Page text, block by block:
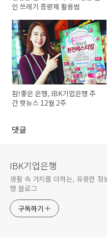
인 쓰레기 종량제 활용법
참!좋은 은행, IBK기업은행 주
간 핫뉴스 12월 2주
댓글
IBK기업은행
생활 속 가치를 더하는, 유용한
행 블로그
구독하기